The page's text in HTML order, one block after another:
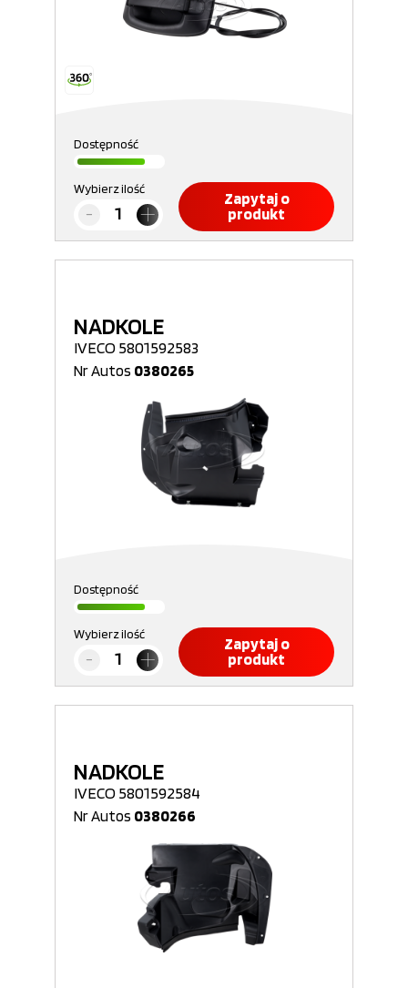
Dostępność
Wybierz ilość
Zapytaj o
produkt
NADKOLE
IVECO 5801592583
Nr Autos 0380265
Dostępność
Wybierz ilość
Zapytaj o
produkt
NADKOLE
IVECO 5801592584
Nr Autos 0380266